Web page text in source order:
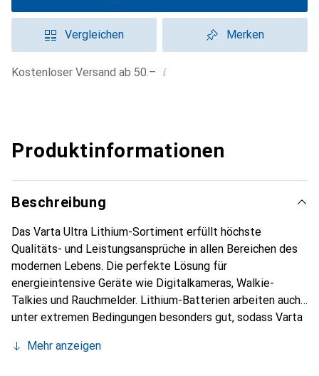
Vergleichen Merken
Kostenloser Versand ab 50.– i
Produktinformationen
Beschreibung
Das Varta Ultra Lithium-Sortiment erfüllt höchste
Qualitäts- und Leistungsansprüche in allen Bereichen des
modernen Lebens. Die perfekte Lösung für
energieintensive Geräte wie Digitalkameras, Walkie-
Talkies und Rauchmelder. Lithium-Batterien arbeiten auch
unter extremen Bedingungen besonders gut, sodass Varta
Temperaturen einsatzfähig sind. Des Weiteren werden
Mehr anzeigen